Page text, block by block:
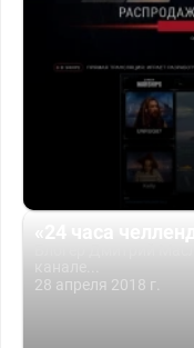
28 апреля 2018 г.